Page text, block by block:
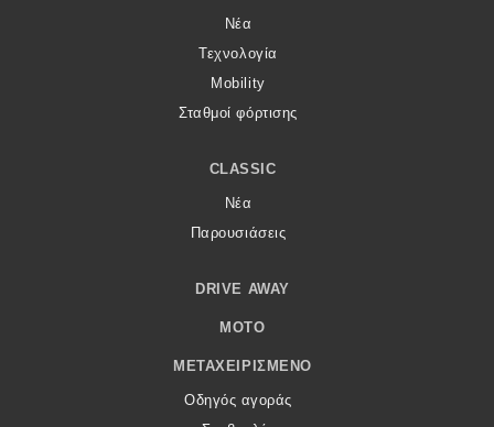
Νέα
Τεχνολογία
Mobility
Σταθμοί φόρτισης
CLASSIC
Νέα
Παρουσιάσεις
DRIVE AWAY
MOTO
ΜΕΤΑΧΕΙΡΙΣΜΈΝΟ
Οδηγός αγοράς